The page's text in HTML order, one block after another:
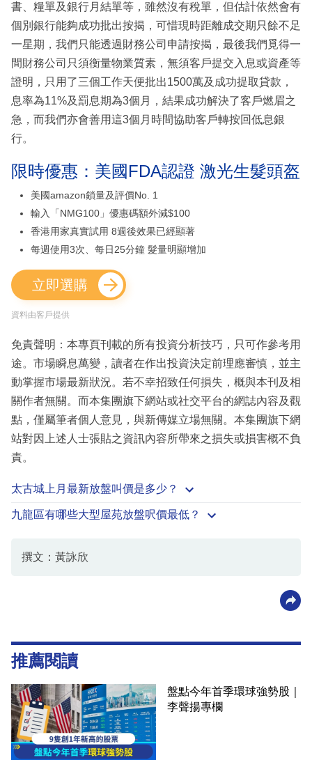
書、糧單及銀行月結單等，雖然沒有稅單，但估計依然會有
個別銀行能夠成功批出按揭，可惜現時距離成交期只餘不足
一星期，我們只能透過財務公司申請按揭，最後我們覓得一
間財務公司只須衡量物業質素，無須客戶提交入息或資產等
證明，只用了三個工作天便批出1500萬及成功提取貸款，
息率為11%及罰息期為3個月，結果成功解決了客戶燃眉之
急，而我們亦會善用這3個月時間協助客戶轉按回低息銀
行。
限時優惠：美國FDA認證 激光生髮頭盔
美國amazon鎖量及評價No. 1
輸入「NMG100」優惠碼額外減$100
香港用家真實試用 8週後效果已經顯著
每週使用3次、每日25分鐘 髮量明顯增加
立即選購
資料由客戶提供
免責聲明：本專頁刊載的所有投資分析技巧，只可作參考用
途。市場瞬息萬變，讀者在作出投資決定前理應審慎，並主
動掌握市場最新狀況。若不幸招致任何損失，概與本刊及相
關作者無關。而本集團旗下網站或社交平台的網誌內容及觀
點，僅屬筆者個人意見，與新傳媒立場無關。本集團旗下網
站對因上述人士張貼之資訊內容所帶來之損失或損害概不負
責。
太古城上月最新放盤叫價是多少？
九龍區有哪些大型屋苑放盤呎價最低？
撰文：黃詠欣
推薦閱讀
盤點今年首季環球強勢股｜
李聲揚專欄